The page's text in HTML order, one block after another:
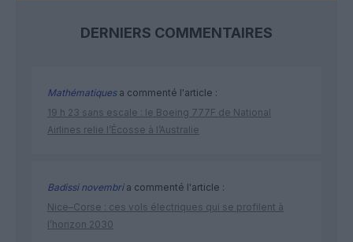
DERNIERS COMMENTAIRES
Mathématiquesa commenté l'article :
19 h 23 sans escale : le Boeing 777F de National
Airlines relie l’Écosse à l’Australie
Badissi novembria commenté l'article :
Nice–Corse : ces vols électriques qui se profilent à
l’horizon 2030